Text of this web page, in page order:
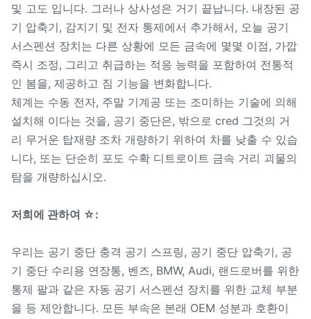
및 고도 입니다. 그러나 상사성은 거기 끝납니다. 내장된 공
기 압축기, 감지기 및 전자 통제에서 추가해서, 오늘 공기
서스펜션 장치는 다른 상황에 모든 금속에 몇몇 이점, 가깝
즉시 조정, 그리고 취급하는 적응 능력을 포함하여 전통적
인 봄을, 제공하고 짐 기능을 변화합니다.
체계는 수동 전자, 주말 기계공 또는 조미하는 기술에 의해
설치해 이다는 것을, 공기 중단은, 밖으로 cred 그것의 거
리 무거운 탑재량 조차 개량하기 위하여 차를 낮출 수 있습
니다, 또는 단순히 포도 수확 디트로이트 금속 거리 괴물의
탐을 개량하십시오.
저희에 관하여 ☆:
우리는 공기 중단 충격 공기 스프링, 공기 중단 압축기, 공
기 중단 수리용 연장통, 벤즈, BMW, Audi, 랜드로버를 위한
통제 팔과 같은 자동 공기 서스펜션 장치를 위한 교체 부분
을 등 제안합니다. 모든 부속은 본래 OEM 성분과 호환이